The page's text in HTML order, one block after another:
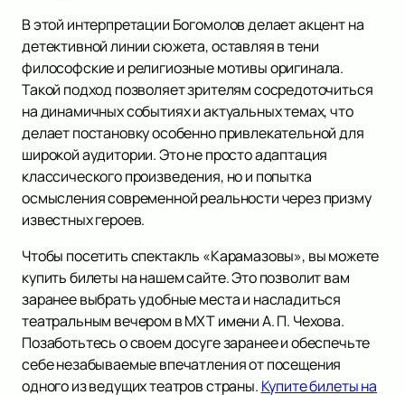
В этой интерпретации Богомолов делает акцент на
детективной линии сюжета, оставляя в тени
философские и религиозные мотивы оригинала.
Такой подход позволяет зрителям сосредоточиться
на динамичных событиях и актуальных темах, что
делает постановку особенно привлекательной для
широкой аудитории. Это не просто адаптация
классического произведения, но и попытка
осмысления современной реальности через призму
известных героев.
Чтобы посетить спектакль «Карамазовы», вы можете
купить билеты на нашем сайте. Это позволит вам
заранее выбрать удобные места и насладиться
театральным вечером в МХТ имени А. П. Чехова.
Позаботьтесь о своем досуге заранее и обеспечьте
себе незабываемые впечатления от посещения
одного из ведущих театров страны. Купите билеты на